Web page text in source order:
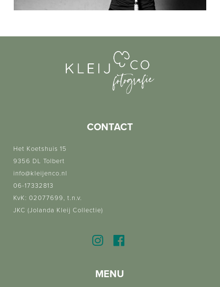
CONTACT
Het Koetshuis 15
9356 DL Tolbert
info@kleijenco.nl
06-17332813
KvK: 02077699, t.n.v.
JKC (Jolanda Kleij Collectie)
MENU